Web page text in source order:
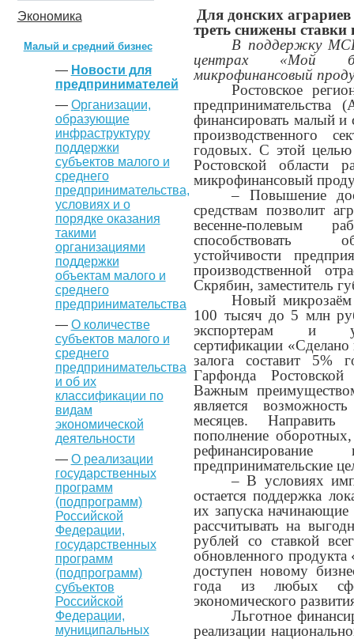
Экономика
Малый и средний бизнес
— Новости для
предпринимателей
— Организации,
образующие
инфраструктуру
поддержки
субъектов малого и
среднего
предпринимательства,
условиях и о
порядке оказания
такими
организациями
поддержки
объектам малого и
среднего
предпринимательства
— О количестве
субъектов малого и
среднего
предпринимательства
и об их
классификации по
видам
экономической
деятельности
— О реализации
государственных
программ
(подпрограмм)
Российской
Федерации,
государственных
программ
(подпрограмм)
субъектов
Российской
Федерации,
муниципальных
Для донских
треть снижены
В поддержку
центрах «Мой
микрофинансовый
Ростовское
финансировать малый и
производственного
годовых. С этой целью
Ростовской области
микрофинансовый
– Повышение
средствам позволит
весенне-полевым
способствовать
устойчивости
производственной
Скрябин, заместитель
Новый
100 тысяч до 5 млн
экспортерам и
сертификации
залога составит 5%
Гарфонда
Важным
является
месяцев.
пополнение
предпринимательские
– В условиях
остается поддержка
их запуска начинающие
рассчитывать на
рублей со ставкой
обновленного
доступен новому
года из любых
экономического
Льготное
реализации